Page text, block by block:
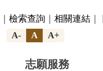
｜ 檢索查詢 ｜ 相關連結 ｜
A- A A+
志願服務